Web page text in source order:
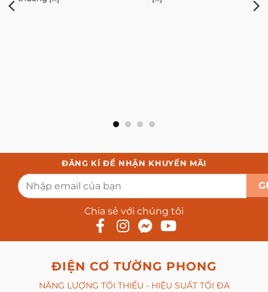
ĐĂNG KÍ ĐỂ NHẬN KHUYẾN MÃI
Chia sẻ với chúng tôi
ĐIỆN CƠ TƯỜNG PHONG
NĂNG LƯỢNG TỐI THIỂU - HIỆU SUẤT TỐI ĐA